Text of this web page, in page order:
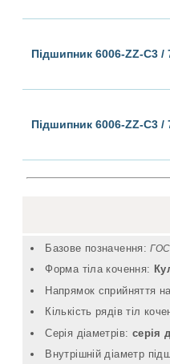
Підшипник 6006-ZZ-C3 /
Підшипник 6006-ZZ-C3 /
Базове позначення:
Форма тіла кочення:
Напрямок сприйняття
Кількість рядів тіл
Серія діаметрів: серія
Внутрішній діаметр